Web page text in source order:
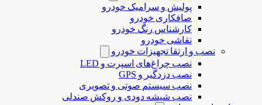
پولیش و سرامیک خودرو
صافکاری خودرو
کارشناس رنگ خودرو
نقاشی خودرو
نصب و ارتقا تجهیزات خودرو
نصب چراغ‌های اسپرت و LED
نصب دزدگیر و GPS
نصب سیستم صوتی و تصویری
نصب شیشه دودی و روکش صندلی